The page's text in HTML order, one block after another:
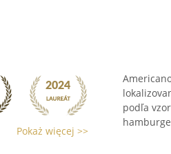
Pokaż więcej >>
podľa